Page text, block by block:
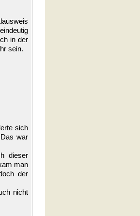
in der
sein.
sich
war
dieser
man
der
nicht